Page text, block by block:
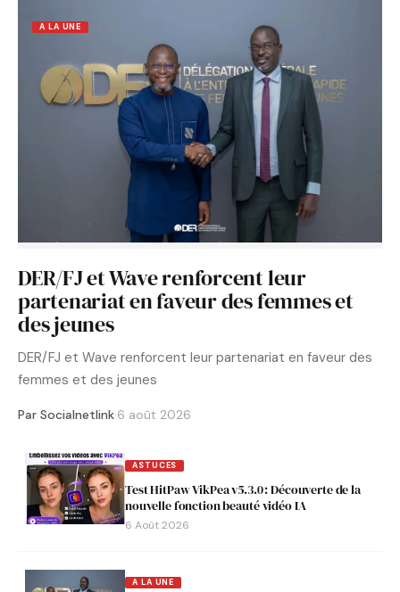
A LA UNE
DER/FJ et Wave renforcent leur
partenariat en faveur des femmes et
des jeunes
DER/FJ et Wave renforcent leur partenariat en faveur des
femmes et des jeunes
Par Socialnetlink·6 août 2026
ASTUCES
Test HitPaw VikPea v5.3.0 : Découverte de la
nouvelle fonction beauté vidéo IA
6 Août 2026
A LA UNE